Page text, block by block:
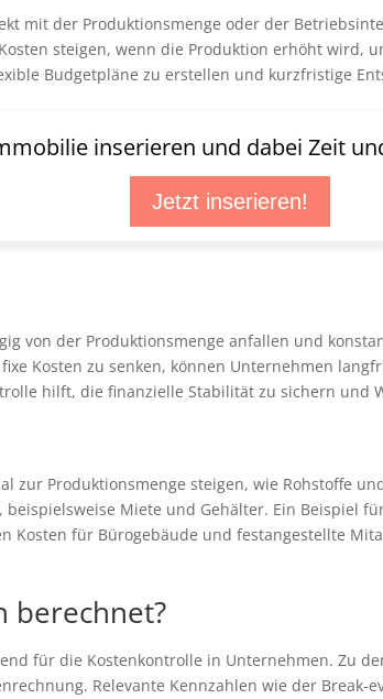
mit der Produktionsmenge oder der
steigen, wenn die Produktion erhöht wird,
Budgetpläne zu erstellen und kurzfristige
inserieren und dabei Zeit
Jetzt inserieren!
von der Produktionsmenge anfallen und
Kosten zu senken, können Unternehmen
hilft, die finanzielle Stabilität zu sichern und
zur Produktionsmenge steigen, wie Rohstoffe
Miete und Gehälter. Ein Beispiel
Kosten für Bürogebäude und festangestellte
berechnet?
für die Kostenkontrolle in Unternehmen. Zu
Relevante Kennzahlen wie der